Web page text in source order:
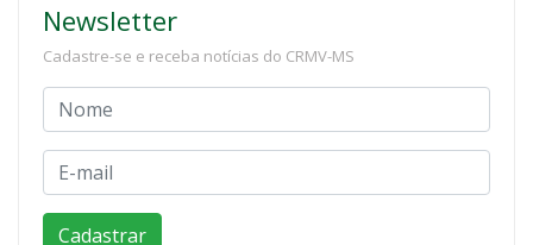
Newsletter
Cadastre-se e receba notícias do CRMV-MS